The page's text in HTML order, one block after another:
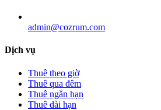
admin@cozrum.com
Dịch vụ
Thuê theo giờ
Thuê qua đêm
Thuê ngắn hạn
Thuê dài hạn